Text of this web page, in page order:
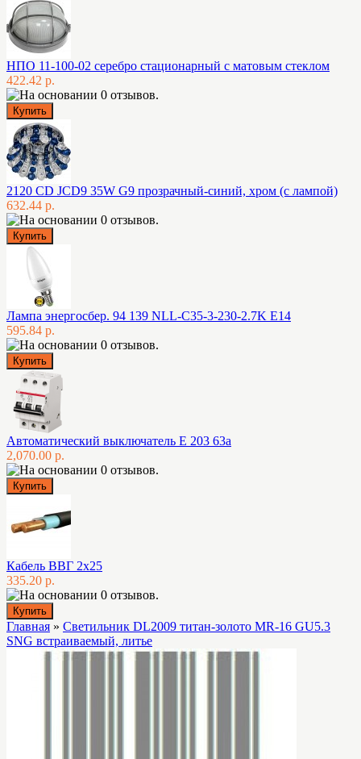
НПО 11-100-02 серебро стационарный с матовым стеклом
422.42 р.
2120 CD JCD9 35W G9 прозрачный-синий, хром (с лампой)
632.44 р.
Лампа энергосбер. 94 139 NLL-C35-3-230-2.7K E14
595.84 р.
Автоматический выключатель E 203 63а
2,070.00 р.
Кабель ВВГ 2х25
335.20 р.
Главная » Светильник DL2009 титан-золото MR-16 GU5.3
SNG встраиваемый, литье